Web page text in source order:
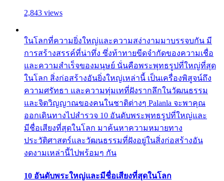
2,843 views
ในโลกที่ความยิ่งใหญ่และความสง่างามมาบรรจบกัน มี
การสร้างสรรค์ที่น่าทึ่ง ซึ่งท้าทายขีดจำกัดของความเชื่อ
และความสำเร็จของมนุษย์ นั่นคือพระพุทธรูปที่ใหญ่ที่สุด
ในโลก สิ่งก่อสร้างอันยิ่งใหญ่เหล่านี้ เป็นเครื่องพิสูจน์ถึง
ความศรัทธา และความทุ่มเทที่ฝังรากลึกในวัฒนธรรม
และจิตวิญญาณของคนในชาติต่างๆ Palanla จะพาคุณ
ออกเดินทางไปสำรวจ 10 อันดับพระพุทธรูปที่ใหญ่และ
มีชื่อเสียงที่สุดในโลก มาค้นหาความหมายทาง
ประวัติศาสตร์และวัฒนธรรมที่ฝังอยู่ในสิ่งก่อสร้างอัน
งดงามเหล่านี้ไปพร้อมๆ กัน
10 อันดับพระใหญ่และมีชื่อเสียงที่สุดในโลก